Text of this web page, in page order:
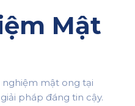
Mật
mật ong tại
pháp đáng tin cậy.